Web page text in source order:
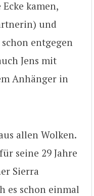
kamen,
und
entgegen
Jens mit
Anhänger in
allen Wolken.
seine 29 Jahre
Sierra
es schon einmal